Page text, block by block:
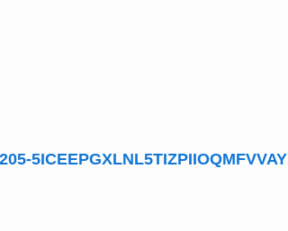
5ICEEPGXLNL5TIZPIIOQMFVVAY